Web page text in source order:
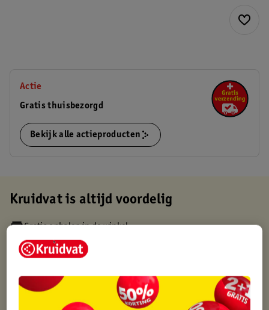
Actie
Gratis thuisbezorgd
Bekijk alle actieproducten
Kruidvat is altijd voordelig
Gratis ophalen in de winkel
Op werkdagen voor 22:00 uur besteld, volgende dag in huis
Gratis thuisbezorgd vanaf 50.00
Gratis punten met je Kruidvat kaart